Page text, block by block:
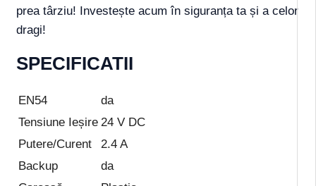
prea târziu! Investește acum în siguranța ta și a celor
dragi!
SPECIFICATII
EN54
da
Tensiune Ieșire 24 V DC
Putere/Curent
2.4 A
Backup
da